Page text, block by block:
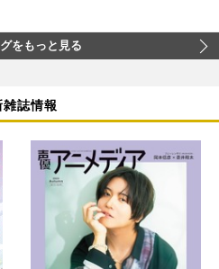
をもっと見る
雑誌情報